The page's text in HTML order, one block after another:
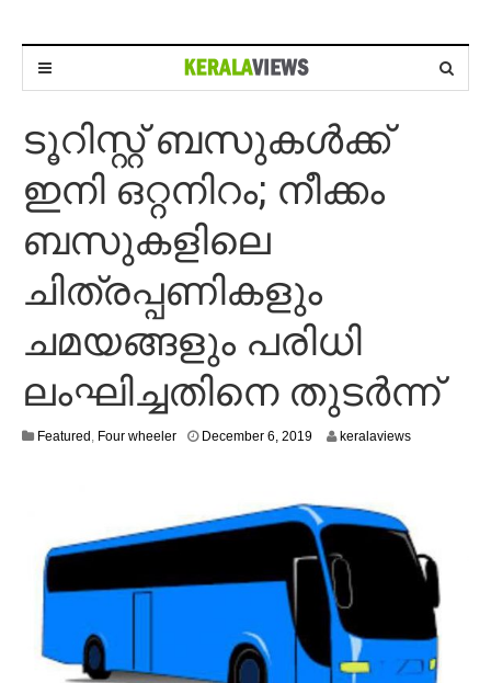
ടൂറിസ്റ്റ് ബസുകള്‍ക്ക്
ഇനി ഒറ്റനിറം; നീക്കം
ബസുകളിലെ
ചിത്രപ്പണികളും
ചമയങ്ങളും പരിധി
ലംഘിച്ചതിനെ തുടര്‍ന്ന്
Featured , Four wheeler December 6, 2019D
m
b
e
keralaviews